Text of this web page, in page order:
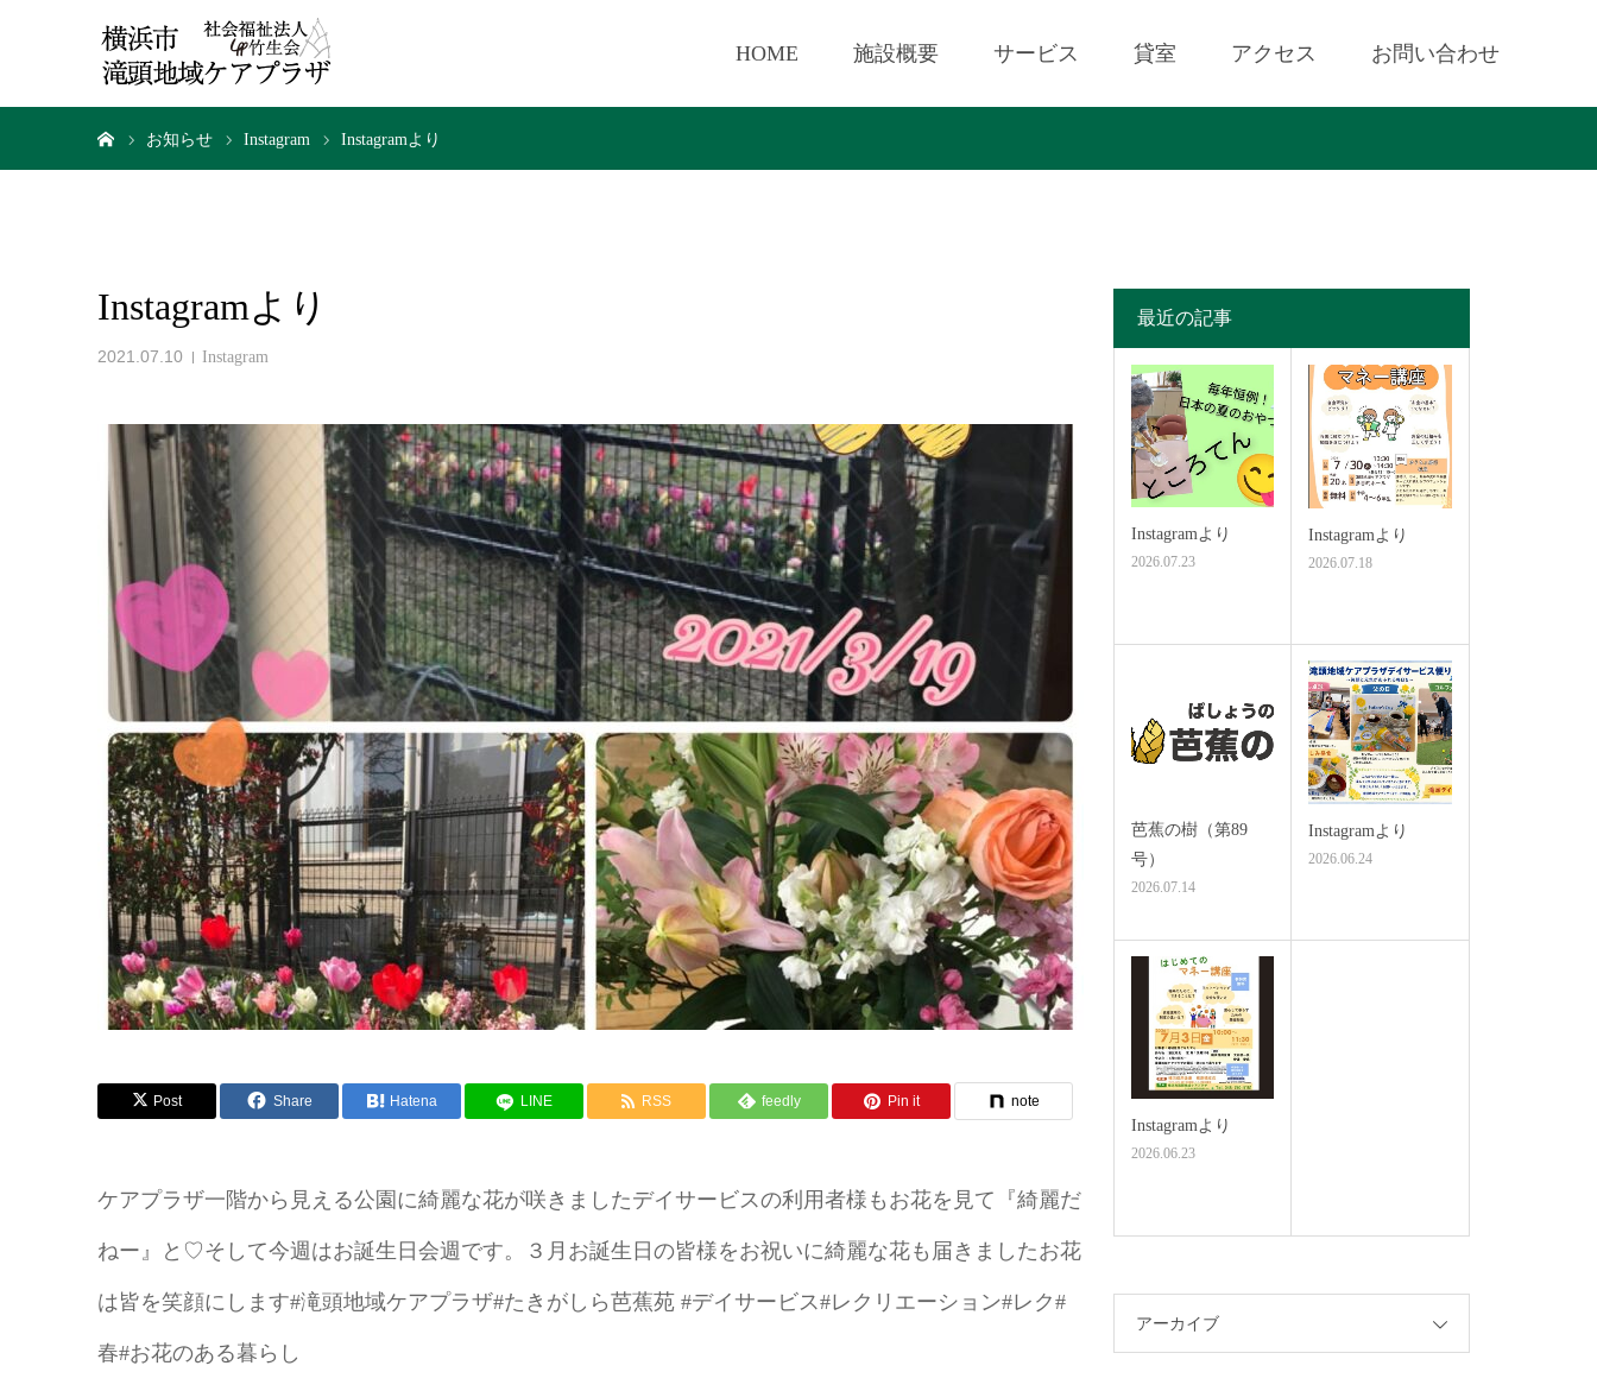
HOME 施設概要 サービス 貸室 アクセス お問い合わせ
お知らせ Instagram Instagramより
Instagramより
2021.07.10 Instagram
Post Share Hatena LINE RSS feedly Pin it note
ケアプラザ一階から見える公園に綺麗な花が咲きましたデイサービスの利用者様もお花を見て『綺麗だ
ねー』と♡そして今週はお誕生日会週です。３月お誕生日の皆様をお祝いに綺麗な花も届きましたお花
は皆を笑顔にします#滝頭地域ケアプラザ#たきがしら芭蕉苑 #デイサービス#レクリエーション#レク#
春#お花のある暮らし
最近の記事
Instagramより
2026.07.23
Instagramより
2026.07.18
芭蕉の樹（第89
号）
2026.07.14
Instagramより
2026.06.24
Instagramより
2026.06.23
アーカイブ